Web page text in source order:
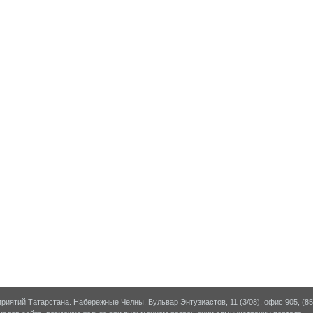
Татарстана. Набережные Челны, Бульвар Энтузиастов, 11 (3/08), офис 905,